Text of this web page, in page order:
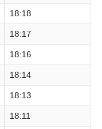
18:18
18:17
18:16
18:14
18:13
18:11